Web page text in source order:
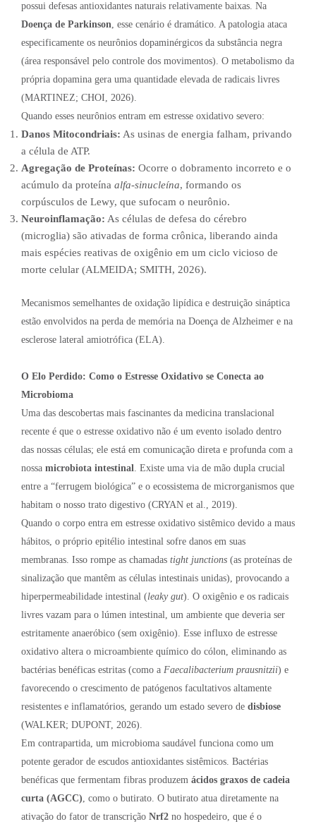
possui defesas antioxidantes naturais relativamente baixas. Na
Doença de Parkinson, esse cenário é dramático. A patologia ataca
especificamente os neurônios dopaminérgicos da substância negra
(área responsável pelo controle dos movimentos). O metabolismo da
própria dopamina gera uma quantidade elevada de radicais livres
(MARTINEZ; CHOI, 2026).
Quando esses neurônios entram em estresse oxidativo severo:
Danos Mitocondriais: As usinas de energia falham, privando
a célula de ATP.
Agregação de Proteínas: Ocorre o dobramento incorreto e o
acúmulo da proteína alfa-sinucleína, formando os
corpúsculos de Lewy, que sufocam o neurônio.
Neuroinflamação: As células de defesa do cérebro
(microglia) são ativadas de forma crônica, liberando ainda
mais espécies reativas de oxigênio em um ciclo vicioso de
morte celular (ALMEIDA; SMITH, 2026).
Mecanismos semelhantes de oxidação lipídica e destruição sináptica
estão envolvidos na perda de memória na Doença de Alzheimer e na
esclerose lateral amiotrófica (ELA).
O Elo Perdido: Como o Estresse Oxidativo se Conecta ao
Microbioma
Uma das descobertas mais fascinantes da medicina translacional
recente é que o estresse oxidativo não é um evento isolado dentro
das nossas células; ele está em comunicação direta e profunda com a
nossa microbiota intestinal . Existe uma via de mão dupla crucial
entre a “ferrugem biológica” e o ecossistema de microrganismos que
habitam o nosso trato digestivo (CRYAN et al., 2019).
Quando o corpo entra em estresse oxidativo sistêmico devido a maus
hábitos, o próprio epitélio intestinal sofre danos em suas
membranas. Isso rompe as chamadas tight junctions (as proteínas de
sinalização que mantêm as células intestinais unidas), provocando a
hiperpermeabilidade intestinal (leaky gut). O oxigênio e os radicais
livres vazam para o lúmen intestinal, um ambiente que deveria ser
estritamente anaeróbico (sem oxigênio). Esse influxo de estresse
oxidativo altera o microambiente químico do cólon, eliminando as
bactérias benéficas estritas (como a Faecalibacterium prausnitzii) e
favorecendo o crescimento de patógenos facultativos altamente
resistentes e inflamatórios, gerando um estado severo de disbiose
(WALKER; DUPONT, 2026).
Em contrapartida, um microbioma saudável funciona como um
potente gerador de escudos antioxidantes sistêmicos. Bactérias
benéficas que fermentam fibras produzem ácidos graxos de cadeia
curta (AGCC) , como o butirato. O butirato atua diretamente na
ativação do fator de transcrição Nrf2 no hospedeiro, que é o